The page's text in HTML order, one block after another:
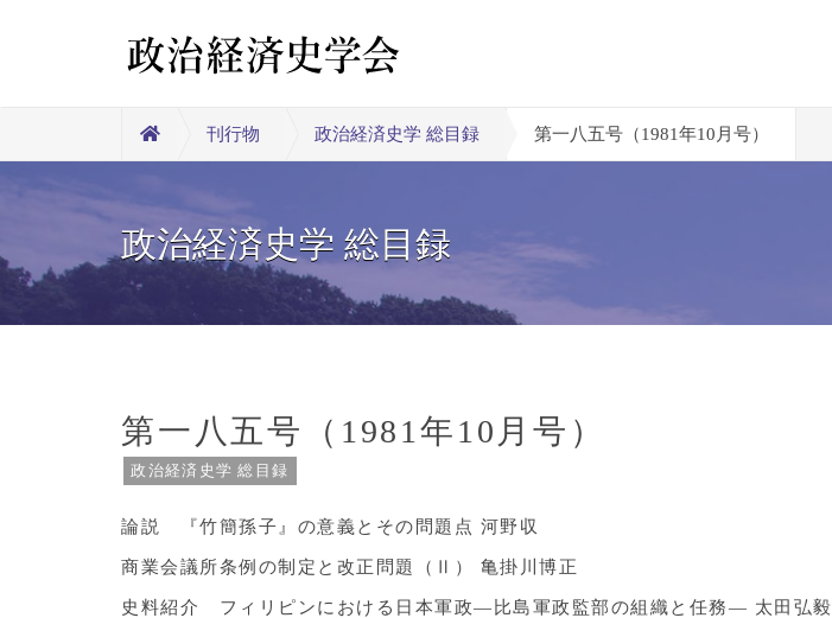
刊行物 政治経済史学 総目録 第一八五号（1981年10月号）
政治経済史学 総目録
第一八五号（1981年10月号）
政治経済史学 総目録
論説 『竹簡孫子』の意義とその問題点 河野収
商業会議所条例の制定と改正問題（Ⅱ） 亀掛川博正
史料紹介 フィリピンにおける日本軍政―比島軍政監部の組織と任務― 太田弘毅